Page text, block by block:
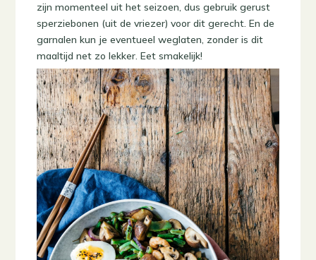
zijn momenteel uit het seizoen, dus gebruik gerust
sperziebonen (uit de vriezer) voor dit gerecht. En de
garnalen kun je eventueel weglaten, zonder is dit
maaltijd net zo lekker. Eet smakelijk!